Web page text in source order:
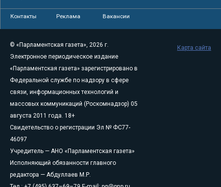
Контакты Реклама Вакансии
© «Парламентская газета», 2026 г.
Электронное периодическое издание
«Парламентская газета» зарегистрировано в
Федеральной службе по надзору в сфере
связи, информационных технологий и
массовых коммуникаций (Роскомнадзор) 05
августа 2011 года. 18+
Свидетельство о регистрации Эл № ФС77-
46097
Учредитель — АНО «Парламентская газета»
Исполняющий обязанности главного
редактора — Абдуллаев М.Р.
Карта сайта